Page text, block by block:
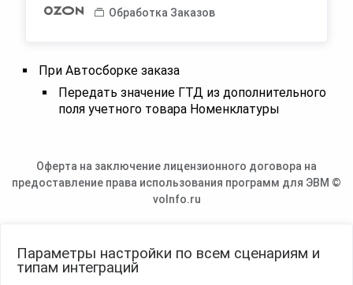
Обработка Заказов
При Автосборке заказа
Передать значение ГТД из дополнительного
поля учетного товара Номенклатуры
Оферта на заключение лицензионного договора на
предоставление права использования программ для ЭВМ ©
voInfo.ru
Параметры настройки по всем сценариям и
типам интеграций